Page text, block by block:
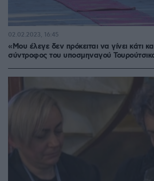
«Μου έλεγε δεν πρόκειται να γίνει κάτι
σύντροφος του υποσμηναγού
02.02.2023, 16:45